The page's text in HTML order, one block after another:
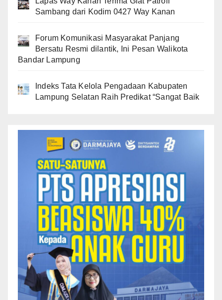
Sambang dari Kodim 0427 Way Kanan
Forum Komunikasi Masyarakat Panjang
Bersatu Resmi dilantik, Ini Pesan Walikota
Bandar Lampung
Indeks Tata Kelola Pengadaan Kabupaten
Lampung Selatan Raih Predikat “Sangat Baik